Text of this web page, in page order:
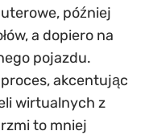
później
a dopiero na
pojazdu.
akcentując
wirtualnych z
to mniej